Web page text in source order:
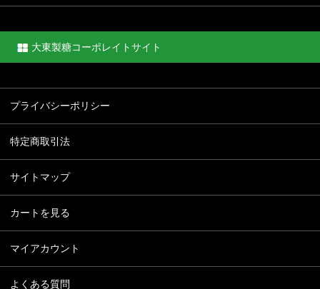
大東製糖コーポレイトサイト
プライバシーポリシー
特定商取引法
サイトマップ
カートを見る
マイアカウント
よくある質問